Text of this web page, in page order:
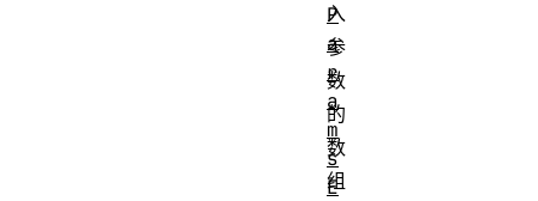
入
参
数
的
数
组
P
a
r
a
m
s
E